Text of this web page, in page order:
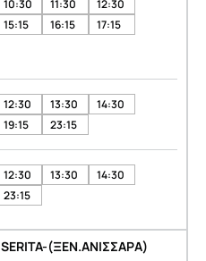
10:30 11:30
12:30
15:15 16:15
17:15
12:30 13:30
14:30
19:15 23:15
12:30 13:30
14:30
23:15
(ΞΕΝ.ΑΝΙΣΣΑΡΑ)